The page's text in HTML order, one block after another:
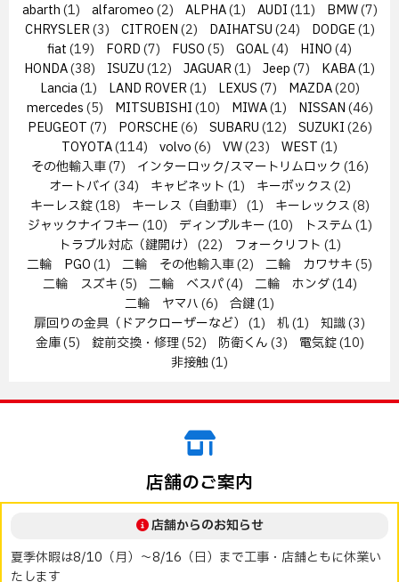
abarth(1) alfaromeo(2) ALPHA(1) AUDI(11) BMW(7)
CHRYSLER(3) CITROEN(2) DAIHATSU(24) DODGE(1)
fiat(19) FORD(7) FUSO(5) GOAL(4) HINO(4)
HONDA(38) ISUZU(12) JAGUAR(1) Jeep(7) KABA(1)
Lancia(1) LAND ROVER(1) LEXUS(7) MAZDA(20)
mercedes(5) MITSUBISHI(10) MIWA(1) NISSAN(46)
PEUGEOT(7) PORSCHE(6) SUBARU(12) SUZUKI(26)
TOYOTA(114) volvo(6) VW(23) WEST(1)
その他輸入車(7) インターロック/スマートリムロック (16)
オートバイ (34) キャビネット (1) キーボックス(2)
キーレス錠(18) キーレス（自動車） (1) キーレックス(8)
ジャックナイフキー(10) ディンプルキー(10) トステム(1)
トラブル対応（鍵開け） (22) フォークリフト (1)
二輪 PGO(1) 二輪 その他輸入車(2) 二輪 カワサキ(5)
二輪 スズキ(5) 二輪 ベスパ(4) 二輪 ホンダ(14)
二輪 ヤマハ(6) 合鍵(1)
扉回りの金具（ドアクローザーなど） (1) 机(1) 知識(3)
金庫(5) 錠前交換・修理(52) 防衛くん(3) 電気錠(10)
非接触(1)
店舗のご案内
店舗からのお知らせ
夏季休暇は8/10（月）～8/16（日）まで工事・店舗ともに休業い
たします